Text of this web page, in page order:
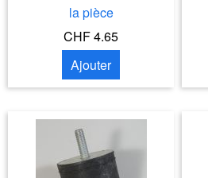
la pièce
CHF 4.65
Ajouter